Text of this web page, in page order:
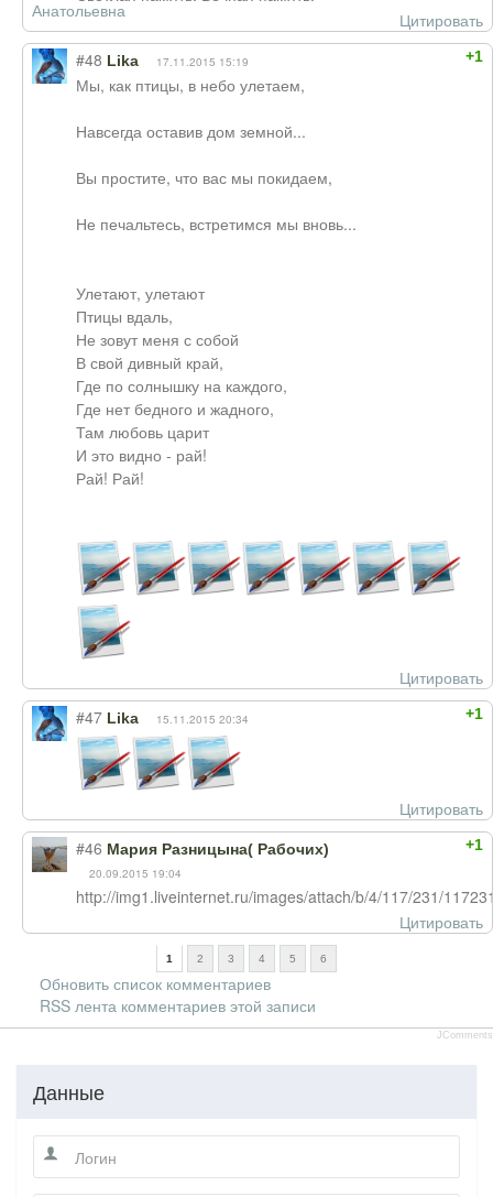
Цитировать
+1
#48 Lika 17.11.2015 15:19
Мы, как птицы, в небо улетаем,
Навсегда оставив дом земной...
Вы простите, что вас мы покидаем,
Не печальтесь, встретимся мы вновь...
Улетают, улетают
Птицы вдаль,
Не зовут меня с собой
В свой дивный край,
Где по солнышку на каждого,
Где нет бедного и жадного,
Там любовь царит
И это видно - рай!
Рай! Рай!
Цитировать
+1
#47 Lika 15.11.2015 20:34
Цитировать
+1
#46 Мария Разницына( Рабочих)
20.09.2015 19:04
http://img1.liveinternet.ru/images/attach/b/4/117/231/
Цитировать
1 2 3 4 5 6
Обновить список комментариев
RSS лента комментариев этой записи
JComments
Данные